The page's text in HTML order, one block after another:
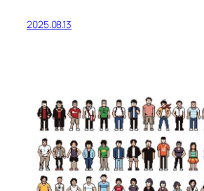
2025.08.13